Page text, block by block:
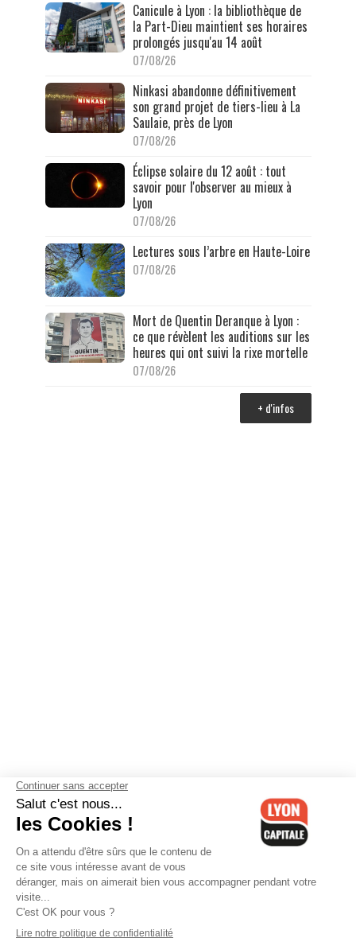
Canicule à Lyon : la bibliothèque de
la Part-Dieu maintient ses horaires
prolongés jusqu'au 14 août
07/08/26
Ninkasi abandonne définitivement
son grand projet de tiers-lieu à La
Saulaie, près de Lyon
07/08/26
Éclipse solaire du 12 août : tout
savoir pour l'observer au mieux à
Lyon
07/08/26
Lectures sous l’arbre en Haute-Loire
07/08/26
Mort de Quentin Deranque à Lyon :
ce que révèlent les auditions sur les
heures qui ont suivi la rixe mortelle
07/08/26
+ d'infos